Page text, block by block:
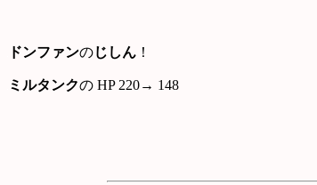
ドンファンのじしん ！
ミルタンクの HP 220→ 148